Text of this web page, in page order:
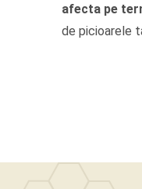
afecta pe
de picioarele